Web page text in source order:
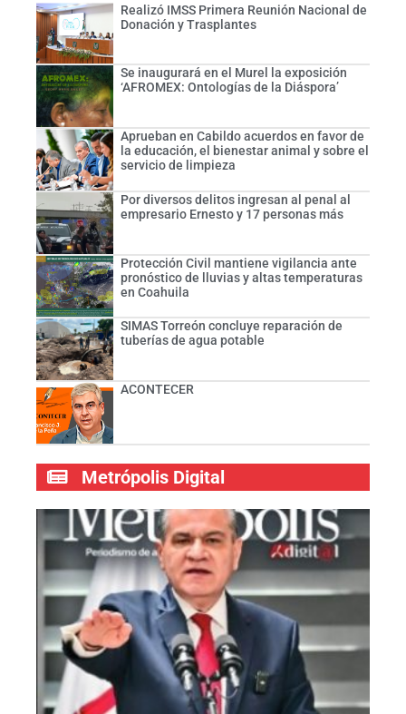
Realizó IMSS Primera Reunión Nacional de
Donación y Trasplantes
Se inaugurará en el Murel la exposición
‘AFROMEX: Ontologías de la Diáspora’
Aprueban en Cabildo acuerdos en favor de
la educación, el bienestar animal y sobre el
servicio de limpieza
Por diversos delitos ingresan al penal al
empresario Ernesto y 17 personas más
Protección Civil mantiene vigilancia ante
pronóstico de lluvias y altas temperaturas
en Coahuila
SIMAS Torreón concluye reparación de
tuberías de agua potable
ACONTECER
Metrópolis Digital